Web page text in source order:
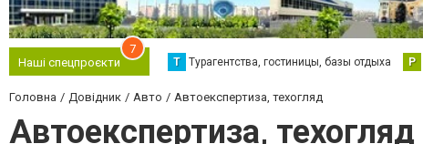
Наші спецпроєкти
7
Т Турагентства, гостиницы, базы отдыха Р
Головна Довідник Авто Автоекспертиза, техогляд
Автоекспертиза,